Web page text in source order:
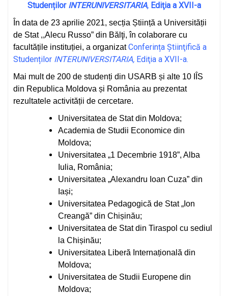
Studenților INTERUNIVERSITARIA, Ediţia a XVII-a
În data de 23 aprilie 2021, secția Știință a Universității
de Stat ,,Alecu Russo” din Bălţi, în colaborare cu
facultățile instituției, a organizatConferința Ştiinţifică a
Studenților INTERUNIVERSITARIA, Ediţia a XVII-a.
Mai mult de 200 de studenți din USARB și alte 10 IÎS
din Republica Moldova și România au prezentat
rezultatele activității de cercetare.
Universitatea de Stat din Moldova;
Academia de Studii Economice din
Moldova;
Universitatea „1 Decembrie 1918”, Alba
Iulia, România;
Universitatea „Alexandru Ioan Cuza” din
Iași;
Universitatea Pedagogică de Stat „Ion
Creangă” din Chișinău;
Universitatea de Stat din Tiraspol cu sediul
la Chișinău;
Universitatea Liberă Internațională din
Moldova;
Universitatea de Studii Europene din
Moldova;